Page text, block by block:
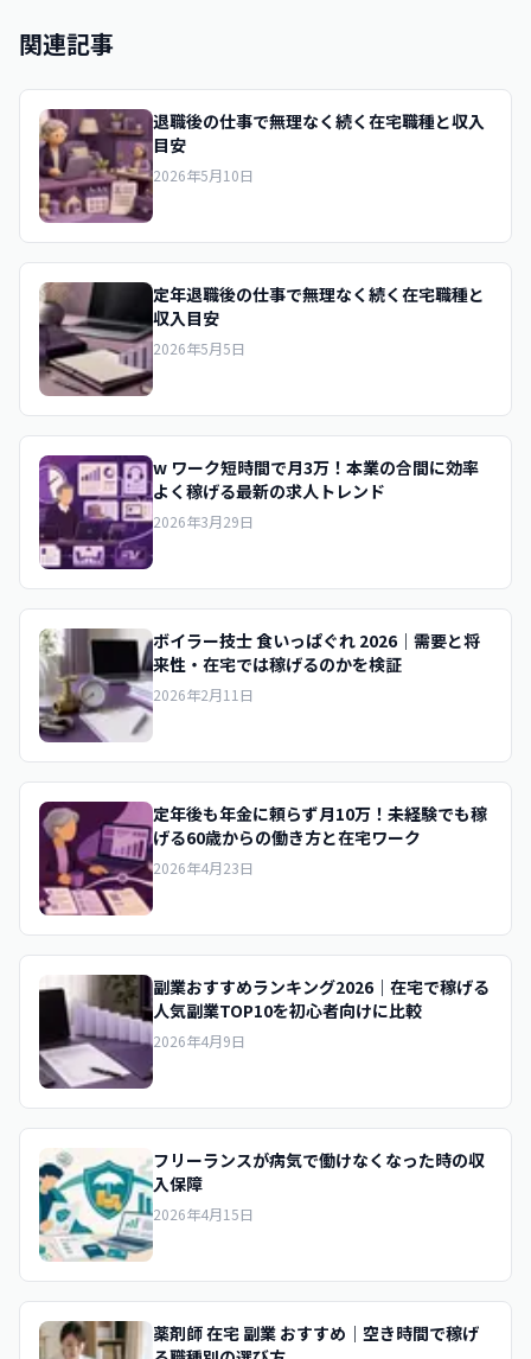
関連記事
退職後の仕事で無理なく続く在宅職種と収入
目安
2026年5月10日
定年退職後の仕事で無理なく続く在宅職種と
収入目安
2026年5月5日
w ワーク短時間で月3万！本業の合間に効率
よく稼げる最新の求人トレンド
2026年3月29日
ボイラー技士 食いっぱぐれ 2026｜需要と将
来性・在宅では稼げるのかを検証
2026年2月11日
定年後も年金に頼らず月10万！未経験でも稼
げる60歳からの働き方と在宅ワーク
2026年4月23日
副業おすすめランキング2026｜在宅で稼げる
人気副業TOP10を初心者向けに比較
2026年4月9日
フリーランスが病気で働けなくなった時の収
入保障
2026年4月15日
薬剤師 在宅 副業 おすすめ｜空き時間で稼げ